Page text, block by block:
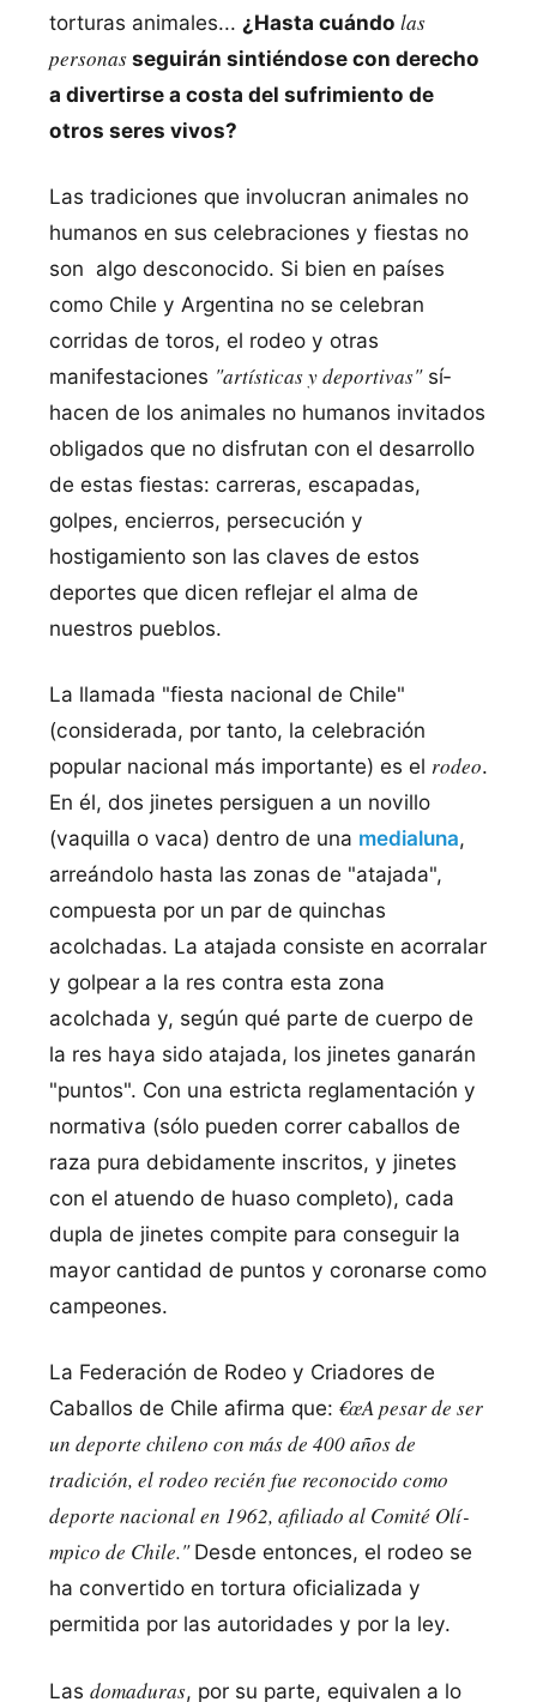
torturas animales... ¿Hasta cuándo las
personasseguirán sintiéndose con derecho
a divertirse a costa del sufrimiento de
otros seres vivos?
Las tradiciones que involucran animales no
humanos en sus celebraciones y fiestas no
son algo desconocido. Si bien en paí­ses
como Chile y Argentina no se celebran
corridas de toros, el rodeo y otras
manifestaciones "artí­sticas y deportivas"sí­
hacen de los animales no humanos invitados
obligados que no disfrutan con el desarrollo
de estas fiestas: carreras, escapadas,
golpes, encierros, persecución y
hostigamiento son las claves de estos
deportes que dicen reflejar el alma de
nuestros pueblos.
La llamada "fiesta nacional de Chile"
(considerada, por tanto, la celebración
popular nacional más importante) es el rodeo.
En él, dos jinetes persiguen a un novillo
(vaquilla o vaca) dentro de una medialuna,
arreándolo hasta las zonas de "atajada",
compuesta por un par de quinchas
acolchadas. La atajada consiste en acorralar
y golpear a la res contra esta zona
acolchada y, según qué parte de cuerpo de
la res haya sido atajada, los jinetes ganarán
"puntos". Con una estricta reglamentación y
normativa (sólo pueden correr caballos de
raza pura debidamente inscritos, y jinetes
con el atuendo de huaso completo), cada
dupla de jinetes compite para conseguir la
mayor cantidad de puntos y coronarse como
campeones.
La Federación de Rodeo y Criadores de
Caballos de Chile afirma que: €œA pesar de ser
un deporte chileno con más de 400 años de
tradición, el rodeo recién fue reconocido como
deporte nacional en 1962, afiliado al Comité Olí­
mpico de Chile."Desde entonces, el rodeo se
ha convertido en tortura oficializada y
permitida por las autoridades y por la ley.
Las domaduras, por su parte, equivalen a lo